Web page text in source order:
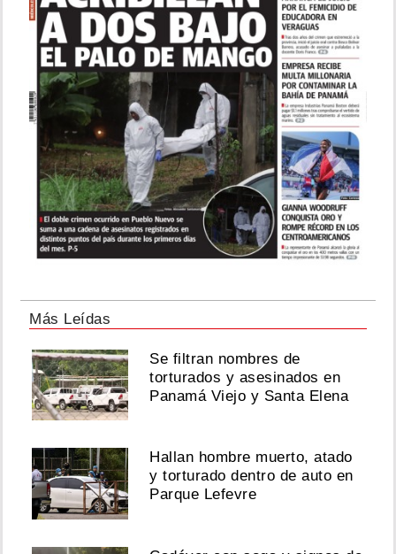
Más Leídas
Se filtran nombres de
torturados y asesinados en
Panamá Viejo y Santa Elena
Hallan hombre muerto, atado
y torturado dentro de auto en
Parque Lefevre